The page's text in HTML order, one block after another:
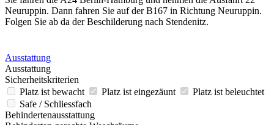
Neuruppin. Dann fahren Sie auf der B167 in Richtung Neuruppin.
Folgen Sie ab da der Beschilderung nach Stendenitz.
Ausstattung
Ausstattung
Sicherheitskriterien
Platz ist bewacht
Platz ist eingezäunt
Platz ist beleuchtet
Safe / Schliessfach
Behindertenausstattung